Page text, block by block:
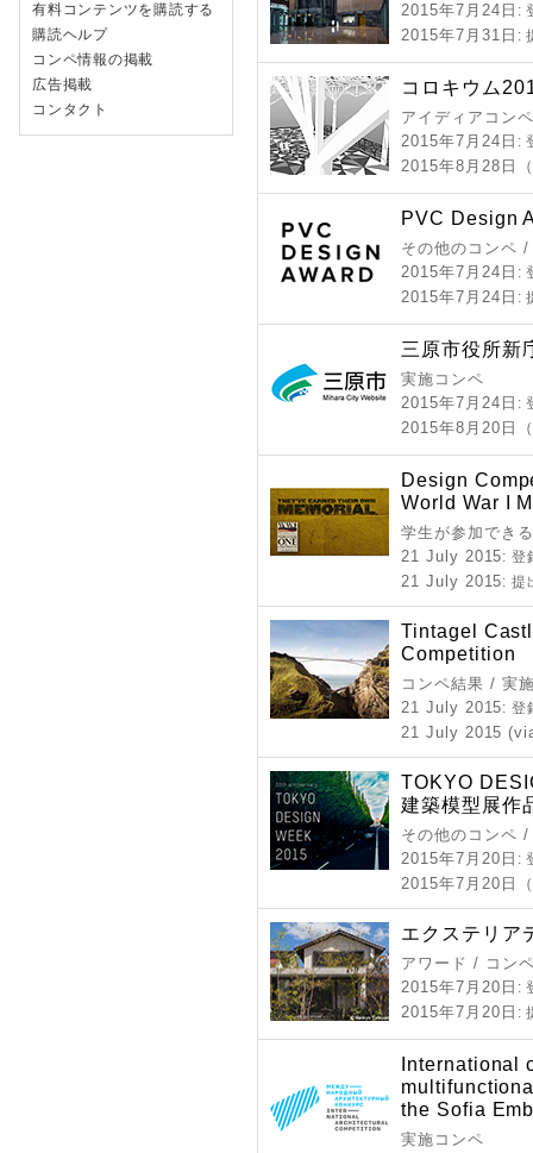
有料コンテンツを購読する
購読ヘルプ
コンペ情報の掲載
広告掲載
コンタクト
2015年7月24日 :
2015年7月31日 :
コロキウム
アイディアコン
2015年7月24日 :
2015年8月28日
PVC Design
その他のコンペ
2015年7月24日 :
2015年7月24日 :
三原市役所新
実施コンペ
2015年7月24日 :
2015年8月20日
Design
World War I
学生が参加でき
21 July 2015: 登
21 July 2015: 提
Tintagel
Competition
コンペ結果 / 実
21 July 2015: 登
21 July 2015
TOKYO
建築模型展作
その他のコンペ
2015年7月20日 :
2015年7月20日
エクステリア
アワード / コン
2015年7月20日 :
2015年7月20日 :
International
the Sofia
実施コンペ